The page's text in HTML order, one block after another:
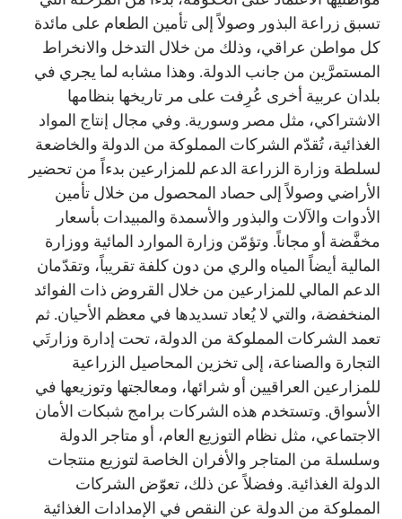
تسبق زراعة البذور وصولاً إلى تأمين الطعام على مائدة
كل مواطن عراقي، وذلك من خلال التدخل والانخراط
المستمرَّين من جانب الدولة. وهذا مشابه لما يجري في
بلدان عربية أخرى عُرِفت على مر تاريخها بنظامها
الاشتراكي، مثل مصر وسورية. وفي مجال إنتاج المواد
الغذائية، تُقدّم الشركات المملوكة من الدولة والخاضعة
لسلطة وزارة الزراعة الدعم للمزارعين بدءاً من تحضير
الأراضي وصولاً إلى حصاد المحصول من خلال تأمين
الأدوات والآلات والبذور والأسمدة والمبيدات بأسعار
مخفَّضة أو مجاناً. وتؤمّن وزارة الموارد المائية ووزارة
المالية أيضاً المياه والري من دون كلفة تقريباً، وتقدّمان
الدعم المالي للمزارعين من خلال القروض ذات الفوائد
المنخفضة، والتي لا يُعاد تسديدها في معظم الأحيان. ثم
تعمد الشركات المملوكة من الدولة، تحت إدارة وزارتَي
التجارة والصناعة، إلى تخزين المحاصيل الزراعية
للمزارعين العراقيين أو شرائها، ومعالجتها وتوزيعها في
الأسواق. وتستخدم هذه الشركات برامج شبكات الأمان
الاجتماعي، مثل نظام التوزيع العام، أو متاجر الدولة
وسلسلة من المتاجر والأفران الخاصة لتوزيع منتجات
الدولة الغذائية. وفضلاً عن ذلك، تعوّض الشركات
المملوكة من الدولة عن النقص في الإمدادات الغذائية